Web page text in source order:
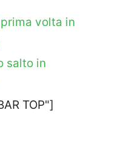
volta in
salto in
TOP"]